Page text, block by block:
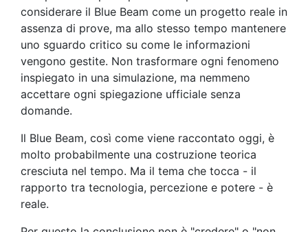
considerare il Blue Beam come un progetto reale in
assenza di prove, ma allo stesso tempo mantenere
uno sguardo critico su come le informazioni
vengono gestite. Non trasformare ogni fenomeno
inspiegato in una simulazione, ma nemmeno
accettare ogni spiegazione ufficiale senza
domande.
Il Blue Beam, così come viene raccontato oggi, è
molto probabilmente una costruzione teorica
cresciuta nel tempo. Ma il tema che tocca - il
rapporto tra tecnologia, percezione e potere - è
reale.